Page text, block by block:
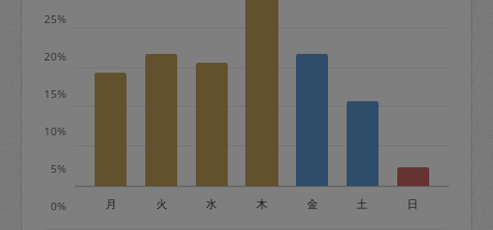
50%
金曜日9時～土曜日8時まで＝依頼金額の
＋交通費全額
依頼者不在による当日キャンセル＝依頼
0%
5%
10%
15%
20%
25%
月 火 水 木 金 土 日